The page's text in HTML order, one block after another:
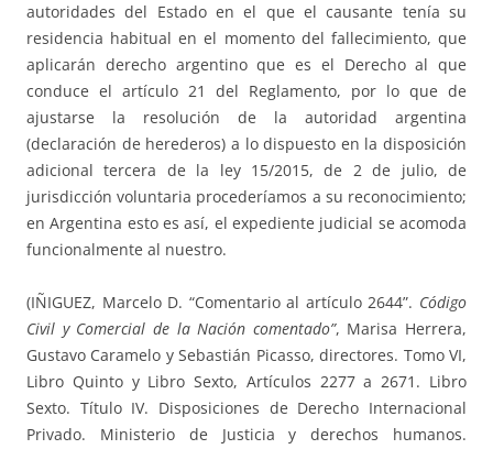
autoridades del Estado en el que el causante tenía su
residencia habitual en el momento del fallecimiento, que
aplicarán derecho argentino que es el Derecho al que
conduce el artículo 21 del Reglamento, por lo que de
ajustarse la resolución de la autoridad argentina
(declaración de herederos) a lo dispuesto en la disposición
adicional tercera de la ley 15/2015, de 2 de julio, de
jurisdicción voluntaria procederíamos a su reconocimiento;
en Argentina esto es así, el expediente judicial se acomoda
funcionalmente al nuestro.
(IÑIGUEZ, Marcelo D. “Comentario al artículo 2644”. Código
Civil y Comercial de la Nación comentado”, Marisa Herrera,
Gustavo Caramelo y Sebastián Picasso, directores. Tomo VI,
Libro Quinto y Libro Sexto, Artículos 2277 a 2671. Libro
Sexto. Título IV. Disposiciones de Derecho Internacional
Privado. Ministerio de Justicia y derechos humanos.